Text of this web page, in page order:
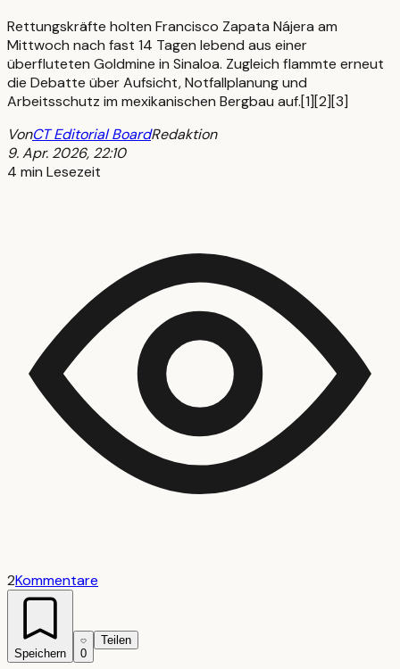
Rettungskräfte holten Francisco Zapata Nájera am
Mittwoch nach fast 14 Tagen lebend aus einer
überfluteten Goldmine in Sinaloa. Zugleich flammte erneut
die Debatte über Aufsicht, Notfallplanung und
Arbeitsschutz im mexikanischen Bergbau auf.[1][2][3]
VonCT Editorial BoardRedaktion
9. Apr. 2026, 22:10
4 min Lesezeit
2Kommentare
Speichern 0
Teilen